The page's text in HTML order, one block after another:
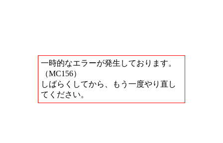
一時的なエラーが発生しております。
（MC156）
しばらくしてから、もう一度やり直し
てください。